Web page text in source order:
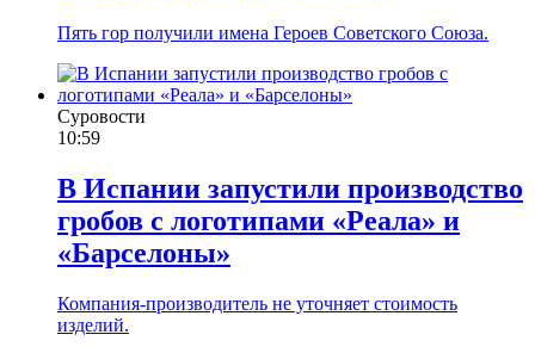
Пять гор получили имена Героев Советского Союза.
Суровости
10:59
В Испании запустили производство
гробов с логотипами «Реала» и
«Барселоны»
Компания-производитель не уточняет стоимость
изделий.